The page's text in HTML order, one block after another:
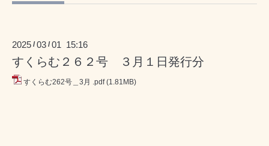
2025 /03 /01 15:16
すくらむ２６２号 ３月１日発行分
すくらむ262号＿3月 .pdf (1.81MB)